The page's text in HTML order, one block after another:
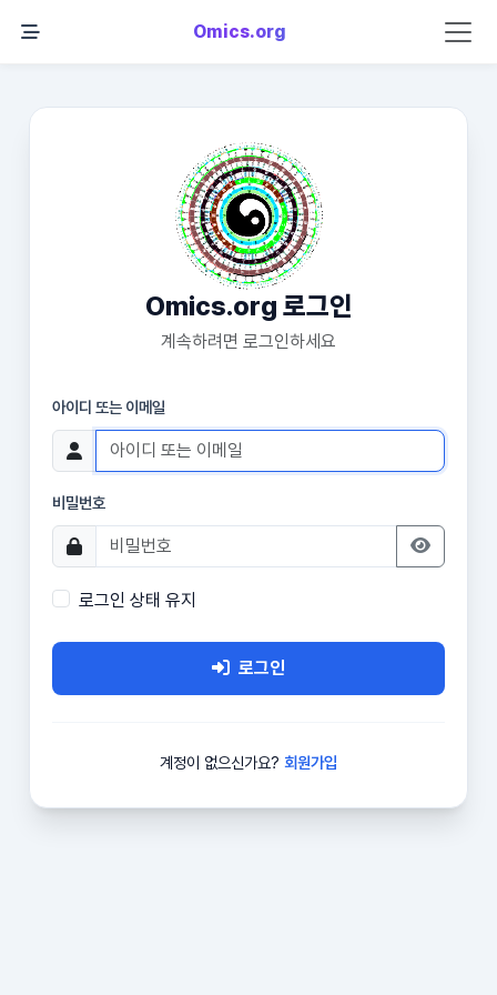
Omics.org
Omics.org 로그인
계속하려면 로그인하세요
아이디 또는 이메일
비밀번호
로그인 상태 유지
로그인
계정이 없으신가요? 회원가입